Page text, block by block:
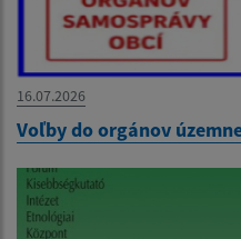
16.07.2026
Voľby do orgánov